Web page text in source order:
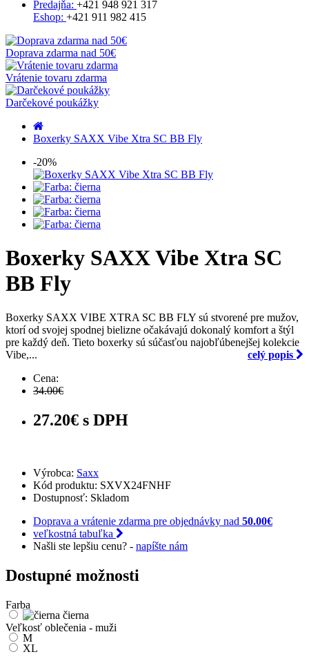
Predajňa: +421 948 921 317
Eshop: +421 911 982 415
Doprava zdarma nad 50€
Vrátenie tovaru zdarma
Darčekové poukážky
Boxerky SAXX Vibe Xtra SC BB Fly
-20%
Boxerky SAXX Vibe Xtra SC
BB Fly
Boxerky SAXX VIBE XTRA SC BB FLY sú stvorené pre mužov,
ktorí od svojej spodnej bielizne očakávajú dokonalý komfort a štýl
pre každý deň. Tieto boxerky sú súčasťou najobľúbenejšej kolekcie
Vibe,...
celý popis
Cena:
34.00€
27.20€ s DPH
Výrobca: Saxx
Kód produktu: SXVX24FNHF
Dostupnosť: Skladom
Doprava a vrátenie zdarma pre objednávky nad 50.00€
veľkostná tabuľka
Našli ste lepšiu cenu? - napíšte nám
Dostupné možnosti
Farba
čierna
Veľkosť oblečenia - muži
M
XL